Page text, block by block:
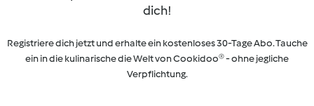
dich!
Registriere dich jetzt und erhalte ein kostenloses 30-Tage Abo. Tauche
ein in die kulinarische die Welt von Cookidoo® - ohne jegliche
Verpflichtung.